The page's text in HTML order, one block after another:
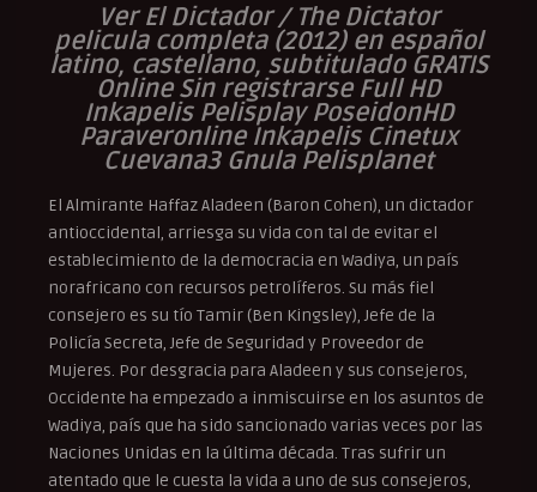
Ver El Dictador / The Dictator
pelicula completa (2012) en español
latino, castellano, subtitulado GRATIS
Online Sin registrarse Full HD
Inkapelis Pelisplay PoseidonHD
Paraveronline Inkapelis Cinetux
Cuevana3 Gnula Pelisplanet
El Almirante Haffaz Aladeen (Baron Cohen), un dictador
antioccidental, arriesga su vida con tal de evitar el
establecimiento de la democracia en Wadiya, un país
norafricano con recursos petrolíferos. Su más fiel
consejero es su tío Tamir (Ben Kingsley), Jefe de la
Policía Secreta, Jefe de Seguridad y Proveedor de
Mujeres. Por desgracia para Aladeen y sus consejeros,
Occidente ha empezado a inmiscuirse en los asuntos de
Wadiya, país que ha sido sancionado varias veces por las
Naciones Unidas en la última década. Tras sufrir un
atentado que le cuesta la vida a uno de sus consejeros,